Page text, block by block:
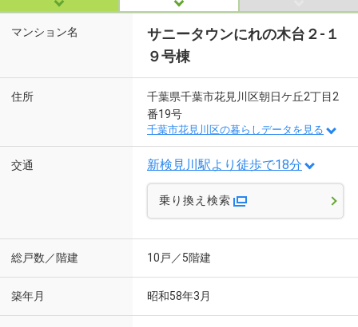
マンション名
サニータウンにれの木台２-１
９号棟
住所
千葉県千葉市花見川区朝日ケ丘2丁目2
番19号
千葉市花見川区の暮らしデータを見る
交通 新検見川駅より徒歩で18分
乗り換え検索
総戸数／階建 10戸／5階建
築年月 昭和58年3月